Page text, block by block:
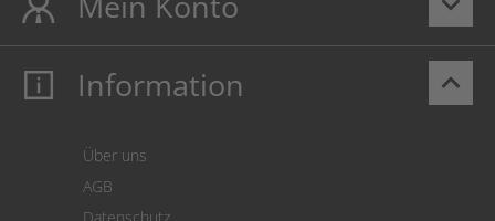
Mein Konto
keyboard_arrow_up
Information
Über uns
AGB